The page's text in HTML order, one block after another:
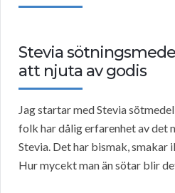
Stevia
att njuta av godis
Jag startar med Stevia
folk har dålig erfarenhet av det
Stevia. Det har bismak, smakar
Hur mycekt man än sötar blir